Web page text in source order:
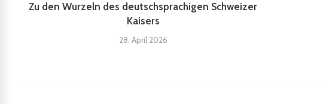
Zu den Wurzeln des deutschsprachigen Schweizer
Kaisers
28. April 2026